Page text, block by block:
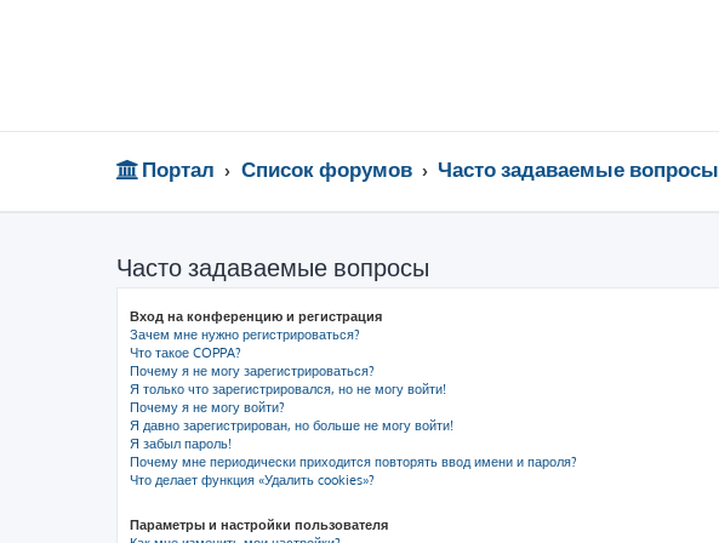
Портал Список форумов Часто задаваемые вопросы
Часто задаваемые вопросы
Вход на конференцию и регистрация
Зачем мне нужно регистрироваться?
Что такое COPPA?
Почему я не могу зарегистрироваться?
Я только что зарегистрировался, но не могу войти!
Почему я не могу войти?
Я давно зарегистрирован, но больше не могу войти!
Я забыл пароль!
Почему мне периодически приходится повторять ввод имени и пароля?
Что делает функция «Удалить cookies»?
Параметры и настройки пользователя